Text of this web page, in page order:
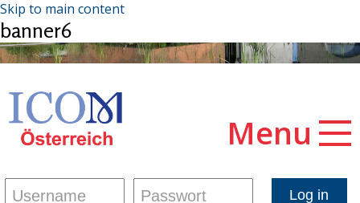
Skip to main content
banner6
Menu